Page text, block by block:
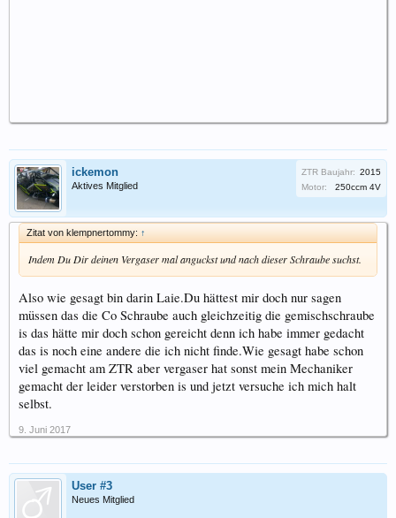
ickemon
Aktives Mitglied
ZTR Baujahr: 2015
Motor:
250ccm 4V
Zitat von klempnertommy: ↑
Indem Du Dir deinen Vergaser mal anguckst und nach dieser Schraube suchst.
Also wie gesagt bin darin Laie.Du hättest mir doch nur sagen
müssen das die Co Schraube auch gleichzeitig die gemischschraube
is das hätte mir doch schon gereicht denn ich habe immer gedacht
das is noch eine andere die ich nicht finde.Wie gesagt habe schon
viel gemacht am ZTR aber vergaser hat sonst mein Mechaniker
gemacht der leider verstorben is und jetzt versuche ich mich halt
selbst.
9. Juni 2017
User #3
Neues Mitglied